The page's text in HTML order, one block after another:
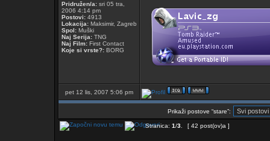
Pridružen/a: sri 05 tra,
2006 4:14 pm
Postovi: 4913
Lokacija: Maksimir, Zagreb
Spol: Muški
Naj Serija: TNG
Naj Film: First Contact
Koje si vrste?: BORG
pet 12 lis, 2007 5:06 pm
Prikaži postove “stare”:
Stranica: 1/3 [ 42 post(ov)a ]